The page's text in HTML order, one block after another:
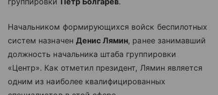
Начальником формирующихся войск беспилотных
систем назначен Денис Лямин, ранее занимавший
должность начальника штаба группировки
«Центр». Как отметил президент, Лямин является
одним из наиболее квалифицированных